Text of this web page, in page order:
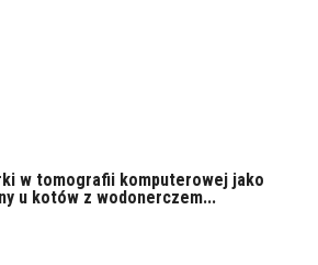
w tomografii komputerowej jako
u kotów z wodonerczem...